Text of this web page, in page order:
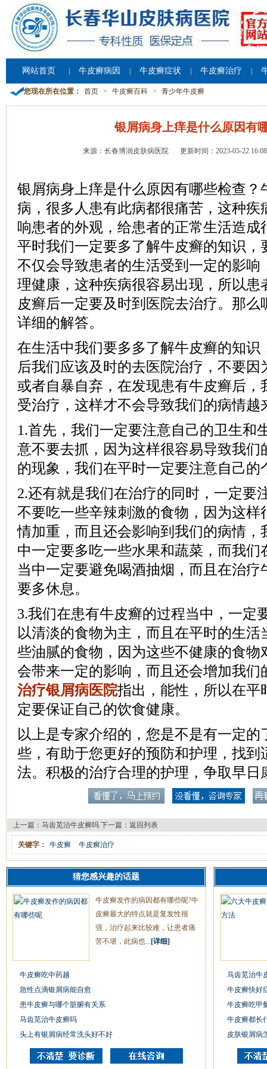
网站首页 牛皮癣病因 牛皮癣症状 牛皮癣治疗
您现在所在位置： 首页 > 牛皮癣百科 > 青少年牛皮癣
银屑病身上痒是什么原因有
来源：长春博润皮肤病医院 更新时间：2023-05-22
银屑病身上痒是什么原因有哪些检查？
病，很多人患有此病都很痛苦，这种疾
响患者的外观，给患者的正常生活造成
平时我们一定要多了解牛皮癣的知识，
不仅会导致患者的生活受到一定的影响
理健康，这种疾病很容易出现，所以患
皮癣后一定要及时到医院去治疗。那么
详细的解答。
在生活中我们要多多了解牛皮癣的知识
后我们应该及时的去医院治疗，不要因
或者自暴自弃，在发现患有牛皮癣后，
受治疗，这样才不会导致我们的病情越
1.首先，我们一定要注意自己的卫生和
意不要去抓，因为这样很容易导致我们
的现象，我们在平时一定要注意自己的
2.还有就是我们在治疗的同时，一定要
不要吃一些辛辣刺激的食物，因为这样
情加重，而且还会影响到我们的病情，
中一定要多吃一些水果和蔬菜，而我们
当中一定要避免喝酒抽烟，而且在治疗
要多休息。
3.我们在患有牛皮癣的过程当中，一定
以清淡的食物为主，而且在平时的生活
些油腻的食物，因为这些不健康的食物
会带来一定的影响，而且还会增加我们
治疗银屑病医院指出，能性，所以在平
定要保证自己的饮食健康。
以上是专家介绍的，您是不是有一定的
些，有助于您更好的预防和护理，找到
法。积极的治疗合理的护理，争取早日
上一篇： 马齿苋治牛皮癣吗 下一篇： 返回列表
关键字： 牛皮癣 牛皮癣治疗
猜您感兴趣的话题
牛皮癣发作的病因都有哪些呢?牛
皮癣最大的特点就是复发性很
强，治疗起来比较难，让患者痛
苦不堪，此病也... [详细]
牛皮癣吃中药越
急性点滴银屑病能自愈
患牛皮癣与哪个脏腑有关系
马齿苋治牛皮癣吗
头上有银屑病经常洗头好不好
马齿苋治牛
牛皮癣快好
牛皮癣吃甲
牛皮癣都长
皮肤银屑病